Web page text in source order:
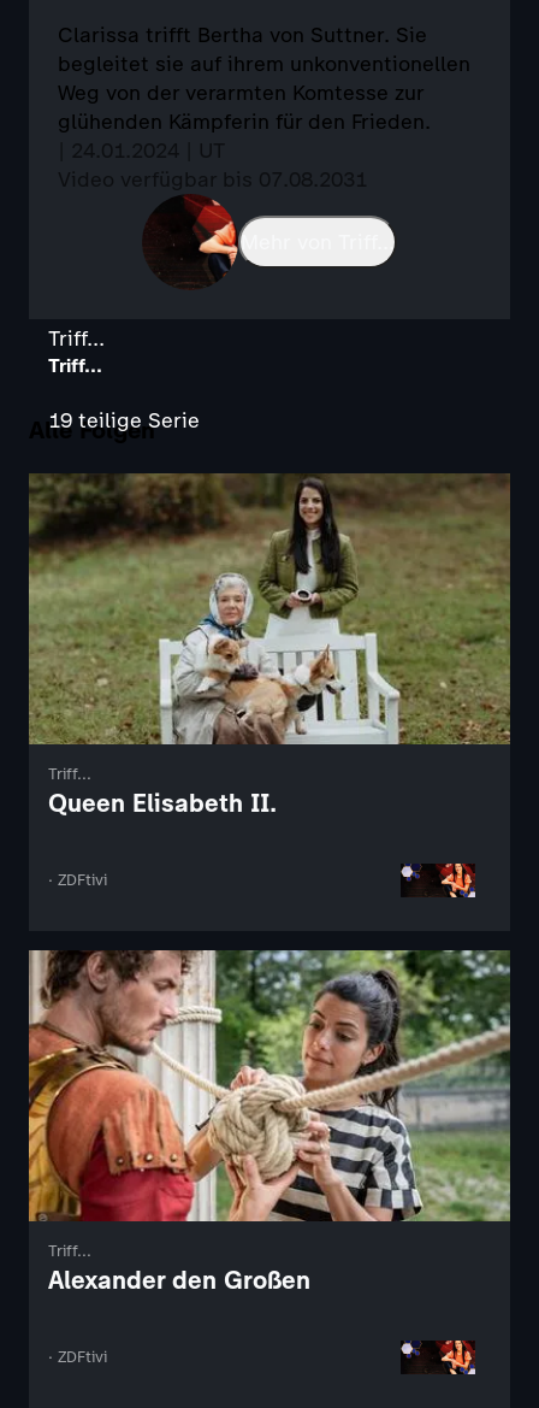
Clarissa trifft Bertha von Suttner. Sie
begleitet sie auf ihrem unkonventionellen
Weg von der verarmten Komtesse zur
glühenden Kämpferin für den Frieden.
| 24.01.2024 | UT
Video verfügbar bis 07.08.2031
Mehr von Triff...
Alle Folgen
Triff...
Triff...
19 teilige Serie
Triff...
Queen Elisabeth II.
· ZDFtivi
Triff...
Alexander den Großen
· ZDFtivi